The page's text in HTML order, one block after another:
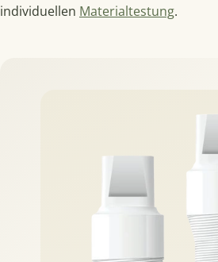
individuellen Materialtestung.